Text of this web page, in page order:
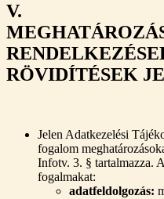
V.
RÖVIDÍTÉSEK
Jelen Adatkezelési
fogalom
Infotv. 3. § tartalmazza.
fogalmakat:
adatfeldolgozás: